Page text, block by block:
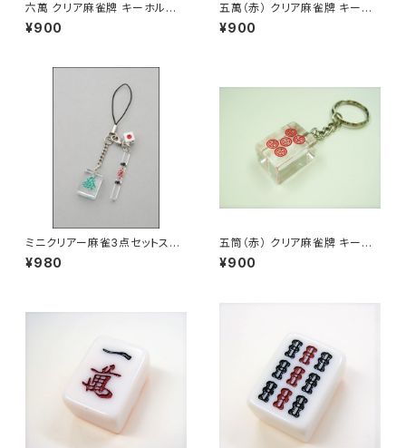
六萬 クリア麻雀牌 キーホルダ
ー
¥900
五萬（赤） クリア麻雀牌 キーホ
ルダー
¥900
ミニクリアー麻雀3点セットスト
ラップ 発
¥980
五筒（赤） クリア麻雀牌 キーホ
ルダー
¥900